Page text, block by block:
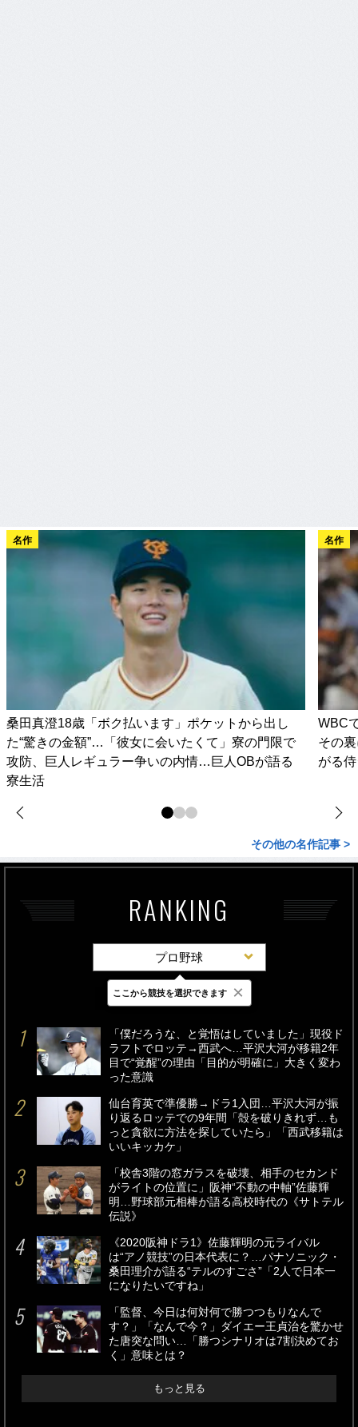
名作
桑田真澄18歳「ボク払います」ポケットから出し
た“驚きの金額”…「彼女に会いたくて」寮の門限で
攻防、巨人レギュラー争いの内情…巨人OBが語る
寮生活
名作
WBC
その
がる
その他の名作記事 >
RANKING
プロ野球
最新 24時間 週間
「僕だろうな、と覚悟はしていました」現役ド
ラフトでロッテ→西武へ…平沢大河が移籍2年
目で“覚醒”の理由「目的が明確に」大きく変わ
った意識
仙台育英で準優勝→ドラ1入団…平沢大河が振
り返るロッテでの9年間「殻を破りきれず…も
っと貪欲に方法を探していたら」「西武移籍は
いいキッカケ」
「校舎3階の窓ガラスを破壊、相手のセカンド
がライトの位置に」阪神“不動の中軸”佐藤輝
明…野球部元相棒が語る高校時代の《サトテル
伝説》
《2020阪神ドラ1》佐藤輝明の元ライバル
は“アノ競技”の日本代表に？…パナソニック・
桑田理介が語る“テルのすごさ”「2人で日本一
になりたいですね」
「監督、今日は何対何で勝つつもりなんで
す？」「なんで今？」ダイエー王貞治を驚かせ
た唐突な問い…「勝つシナリオは7割決めてお
く」意味とは？
もっと見る
ここから競技を選択できます ×